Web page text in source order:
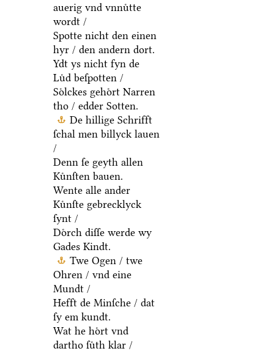
auerig vnd vnnuͤtte
wordt /
Spotte nicht den einen
hyr / den andern dort.
Ydt ys nicht fyn de
Luͤd beſpotten /
Soͤlckes gehoͤrt Narren
tho / edder Sotten.
De hillige Schrifft
ſchal men billyck lauen
/
Denn ſe geyth allen
Kuͤnſten bauen.
Wente alle ander
Kuͤnſte gebrecklyck
ſynt /
Doͤrch diſſe werde wy
Gades Kindt.
Twe Ogen / twe
Ohren / vnd eine
Mundt /
Hefft de Minſche / dat
ſy em kundt.
Wat he hoͤrt vnd
dartho ſuͤth klar /